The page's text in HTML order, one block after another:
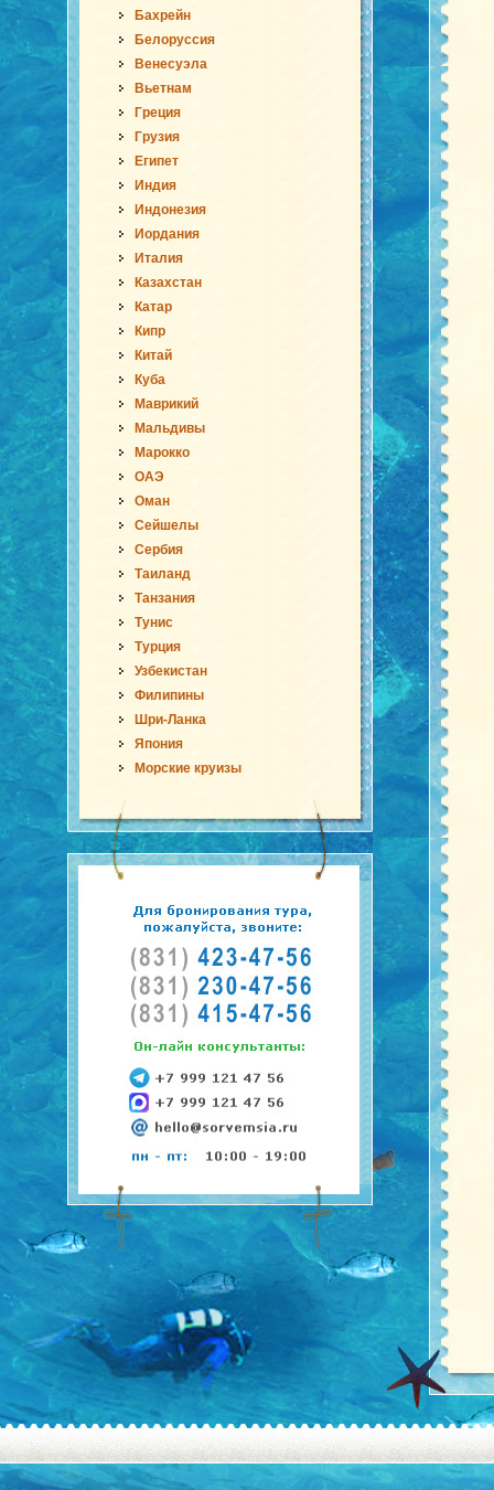
Бахрейн
Белоруссия
Венесуэла
Вьетнам
Греция
Грузия
Египет
Индия
Индонезия
Иордания
Италия
Казахстан
Катар
Кипр
Китай
Куба
Маврикий
Мальдивы
Марокко
ОАЭ
Оман
Сейшелы
Сербия
Таиланд
Танзания
Тунис
Турция
Узбекистан
Филипины
Шри-Ланка
Япония
Морские круизы